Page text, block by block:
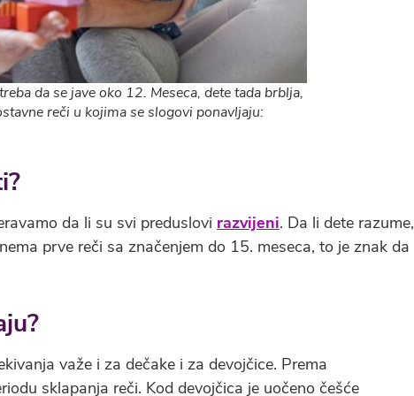
da se jave oko 12. Meseca, dete tada brblja,
reči u kojima se slogovi ponavljaju:
da li su svi preduslovi razvijeni. Da li dete razume,
prve reči sa značenjem do 15. meseca, to je znak da
važe i za dečake i za devojčice. Prema
sklapanja reči. Kod devojčica je uočeno češće